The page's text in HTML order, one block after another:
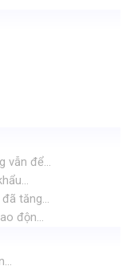
để...